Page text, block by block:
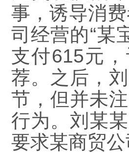
事，诱导消
司经营的“某
支付615元
荐。之后，
节，但并未
行为。刘某
要求某商贸